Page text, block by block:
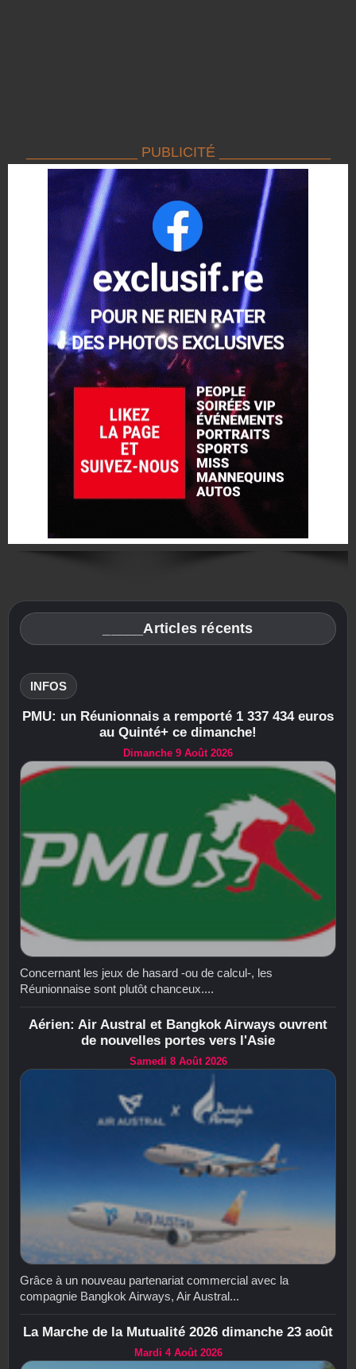
______________ PUBLICITÉ ______________
_____Articles récents
INFOS
PMU: un Réunionnais a remporté 1 337 434 euros
au Quinté+ ce dimanche!
Dimanche 9 Août 2026
Concernant les jeux de hasard -ou de calcul-, les
Réunionnaise sont plutôt chanceux....
Aérien: Air Austral et Bangkok Airways ouvrent
de nouvelles portes vers l'Asie
Samedi 8 Août 2026
Grâce à un nouveau partenariat commercial avec la
compagnie Bangkok Airways, Air Austral...
La Marche de la Mutualité 2026 dimanche 23 août
Mardi 4 Août 2026